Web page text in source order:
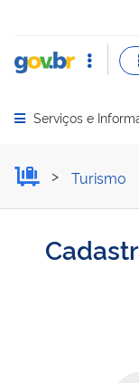
Abrir menu
Serviços e
Turismo